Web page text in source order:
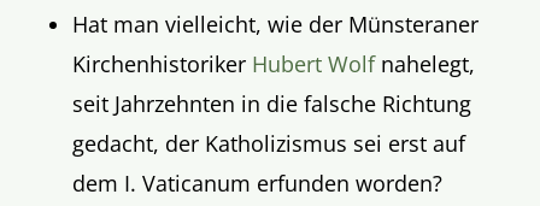
Hat man vielleicht, wie der Münsteraner
Kirchenhistoriker Hubert Wolfnahelegt,
seit Jahrzehnten in die falsche Richtung
gedacht, der Katholizismus sei erst auf
dem I. Vaticanum erfunden worden?